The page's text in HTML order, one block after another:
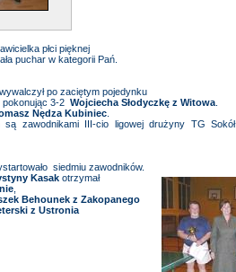
płci pięknej
puchar w kategorii Pań.
po zaciętym pojedynku
pokonując 3-2 Wojciecha Słodyczkę z Witowa
Nędza Kubiniec
zawodnikami III-cio ligowej drużyny TG Sokół
siedmiu zawodników.
Kasak otrzymał
Behounek z Zakopanego
z Ustronia